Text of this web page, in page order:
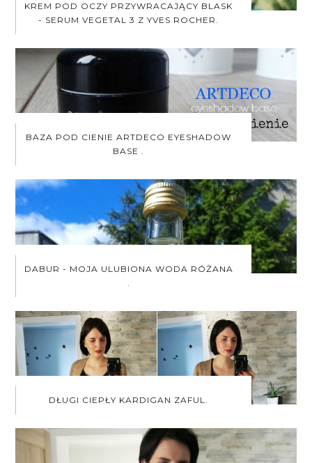
KREM POD OCZY PRZYWRACAJĄCY BLASK
- SERUM VEGETAL 3 Z YVES ROCHER.
BAZA POD CIENIE ARTDECO EYESHADOW
BASE .
DABUR - MOJA ULUBIONA WODA RÓŻANA
DŁUGI CIEPŁY KARDIGAN ZAFUL.